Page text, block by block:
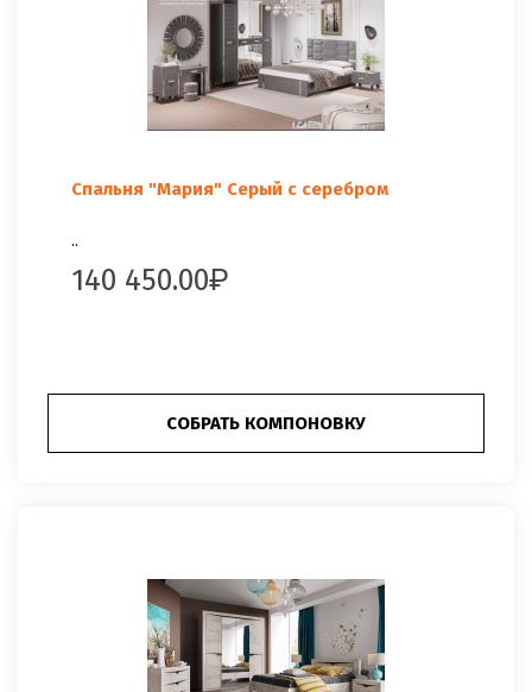
Спальня "Мария" Серый с серебром
..
140 450.00
СОБРАТЬ КОМПОНОВКУ